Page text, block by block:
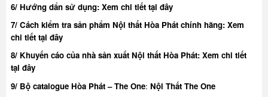
6/ Hướng dẩn sử dụng: Xem chi tiết tại đây
7/ Cách kiểm tra sản phẩm Nội thất Hòa Phát chính hãng: Xem
chi tiết tại đây
8/ Khuyến cáo của nhà sản xuất Nội thất Hòa Phát: Xem chi tiết
tại đây
9/ Bộ catalogue Hòa Phát – The One: Nội Thất The One